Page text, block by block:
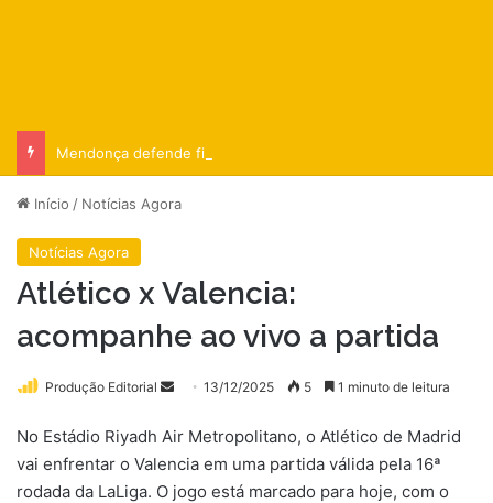
Mendonça defende fim de decisões monocráticas no STF
Início / Notícias Agora
Notícias Agora
Atlético x Valencia:
acompanhe ao vivo a partida
Produção Editorial
Mande
e-
mail
13/12/2025 5 1 minuto de leitura
No Estádio Riyadh Air Metropolitano, o Atlético de Madrid
vai enfrentar o Valencia em uma partida válida pela 16ª
rodada da LaLiga. O jogo está marcado para hoje, com o